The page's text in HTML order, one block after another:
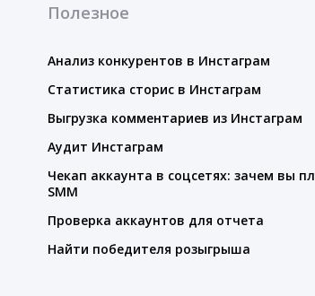
Полезное
Анализ конкурентов в Инстаграм
Статистика сторис в Инстаграм
Выгрузка комментариев из Инстаграм
Аудит Инстаграм
Чекап аккаунта в соцсетях: зачем вы
SMM
Проверка аккаунтов для отчета
Найти победителя розыгрыша